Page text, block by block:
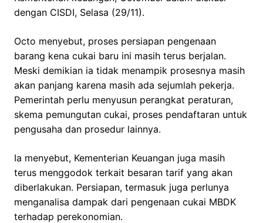
dengan CISDI, Selasa (29/11).
Octo menyebut, proses persiapan pengenaan
barang kena cukai baru ini masih terus berjalan.
Meski demikian ia tidak menampik prosesnya masih
akan panjang karena masih ada sejumlah pekerja.
Pemerintah perlu menyusun perangkat peraturan,
skema pemungutan cukai, proses pendaftaran untuk
pengusaha dan prosedur lainnya.
Ia menyebut, Kementerian Keuangan juga masih
terus menggodok terkait besaran tarif yang akan
diberlakukan. Persiapan, termasuk juga perlunya
menganalisa dampak dari pengenaan cukai MBDK
terhadap perekonomian.